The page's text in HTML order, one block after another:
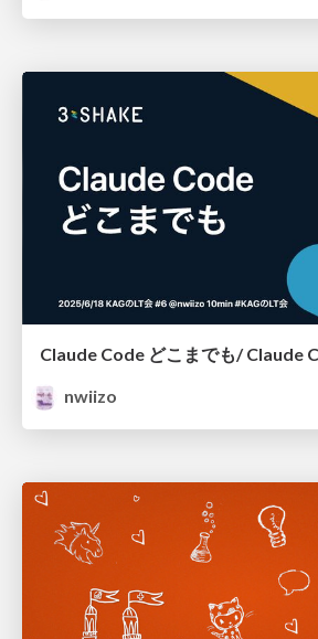
Claude Code どこまでも/ Claude
nwiizo